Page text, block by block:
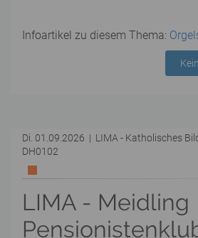
Infoartikel zu diesem Thema:
Di. 01.09.2026 | LIMA - Katholisches
DH0102
LIMA - Meidling